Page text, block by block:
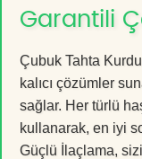
Garantili
Çubuk Tahta
kalıcı çözümler
sağlar. Her türlü
kullanarak, en iyi
Güçlü İlaçlama,